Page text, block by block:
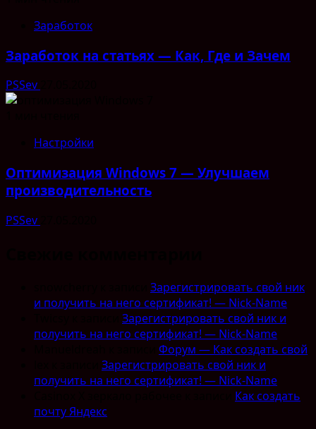
Заработок
Заработок на статьях — Как, Где и Зачем
PSSev
Настройки
Оптимизация Windows 7 — Улучшаем
производительность
PSSev
Зарегистрировать свой ник
и получить на него сертификат! — Nick-Name
Зарегистрировать свой ник и
получить на него сертификат! — Nick-Name
Форум — Как создать свой
Зарегистрировать свой ник и
получить на него сертификат! — Nick-Name
Как создать
почту Яндекс